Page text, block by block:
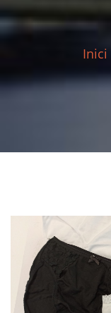
Inici